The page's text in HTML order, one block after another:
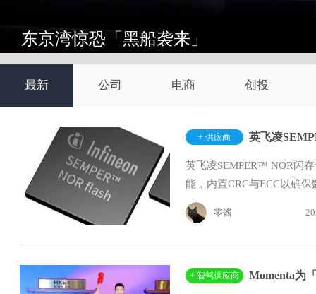
东京湾惊恐「黑船袭来」
最新 公司 电商 创投
+ 供应商 英飞凌
英飞凌SEMPER™ NOR闪
能，内置CRC与ECC以确
零酱
+ 智驾供应商 Momenta为